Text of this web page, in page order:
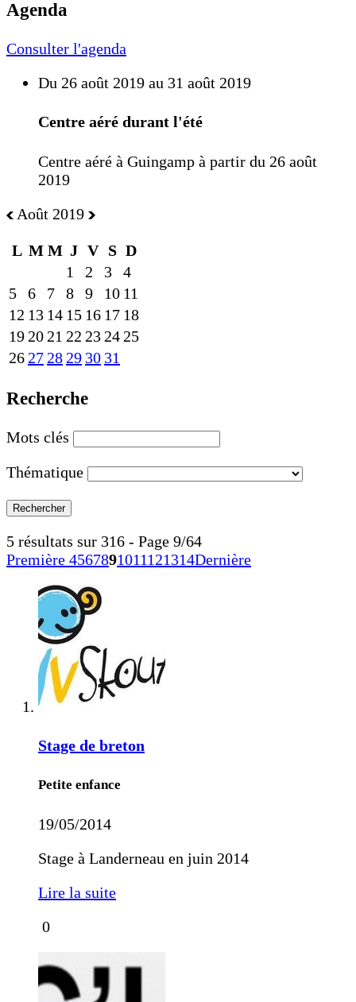
Agenda
Consulter l'agenda
Du 26 août 2019 au 31 août 2019
Centre aéré durant l'été
Centre aéré à Guingamp à partir du 26 août
2019
Août 2019
L M M J V S D
1
2 3
4
5
6 7 8 9 10 11
12 13 14 15 16 17 18
19 20 21 22 23 24 25
26 27 28 29 30 31
Recherche
Mots clés
Thématique
5 résultats sur 316 - Page 9/64
Première 4567891011121314Dernière
Stage de breton
Petite enfance
19/05/2014
Stage à Landerneau en juin 2014
Lire la suite
0